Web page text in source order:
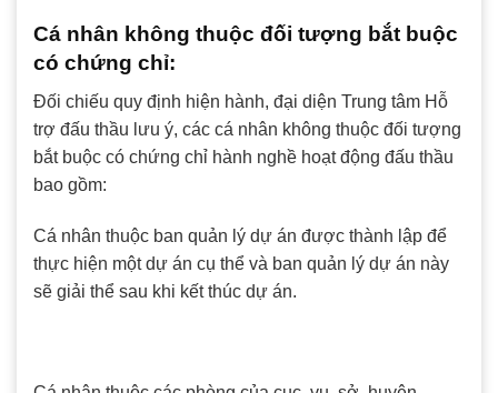
Cá nhân không thuộc đối tượng bắt buộc
có chứng chỉ:
Đối chiếu quy định hiện hành, đại diện Trung tâm Hỗ
trợ đấu thầu lưu ý, các cá nhân không thuộc đối tượng
bắt buộc có chứng chỉ hành nghề hoạt động đấu thầu
bao gồm:
Cá nhân thuộc ban quản lý dự án được thành lập để
thực hiện một dự án cụ thể và ban quản lý dự án này
sẽ giải thể sau khi kết thúc dự án.